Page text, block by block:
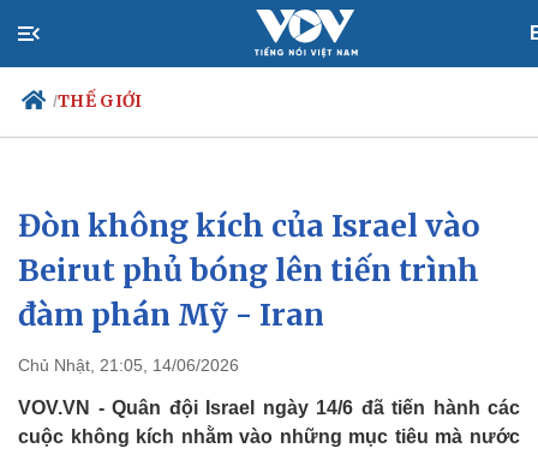
/THẾ GIỚI
Chính trị
Đảng
Tổ chức nhân sự
Quốc hội
Nhận diện sự thật
Xã hội
Tin 24h
Dự báo thời tiết
Đòn không kích của Israel vào
Beirut phủ bóng lên tiến trình
đàm phán Mỹ - Iran
Chủ Nhật, 21:05, 14/06/2026
VOV.VN - Quân đội Israel ngày 14/6 đã tiến hành các
cuộc không kích nhằm vào những mục tiêu mà nước